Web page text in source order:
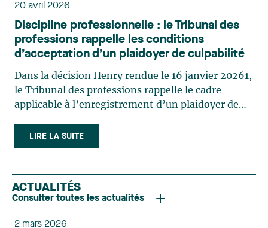
20 avril 2026
Discipline professionnelle : le Tribunal des
professions rappelle les conditions
d’acceptation d’un plaidoyer de culpabilité
Dans la décision Henry rendue le 16 janvier 20261,
le Tribunal des professions rappelle le cadre
applicable à l’enregistrement d’un plaidoyer de
affaire, lors de l’audience sur la culpabilité, le
professionnel avait enregistré des plaidoyers de
libre et volontaire, le conseil de discipline de
l’Ordre des dentistes (le « Conseil ») l’avait
pas assuré que le professionnel reconnaissait les
LIRE LA SUITE
ACTUALITÉS
Consulter toutes les actualités
2 mars 2026